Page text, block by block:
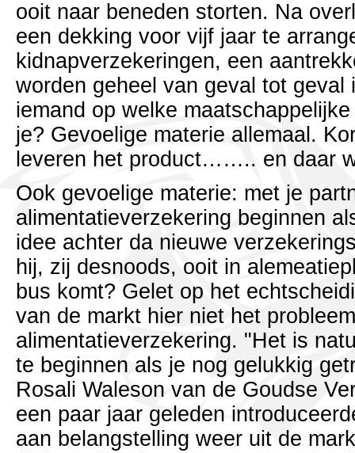
ooit naar beneden storten. Na
een dekking voor vijf jaar te
kidnapverzekeringen, een
worden geheel van geval tot
iemand op welke
je? Gevoelige materie allemaal.
leveren het product…….. en daar
Ook gevoelige materie: met je
alimentatieverzekering beginnen
idee achter da nieuwe
hij, zij desnoods, ooit in
bus komt? Gelet op het
van de markt hier niet het
alimentatieverzekering. "Het is
te beginnen als je nog gelukkig
Rosali Waleson van de Goudse
een paar jaar geleden
aan belangstelling weer uit de